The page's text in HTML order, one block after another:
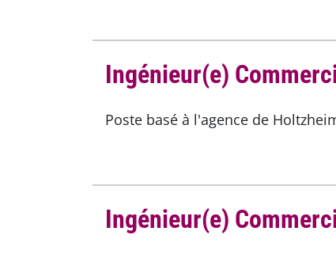
Ingénieur(e)
Poste basé à l'agence de
Ingénieur(e)